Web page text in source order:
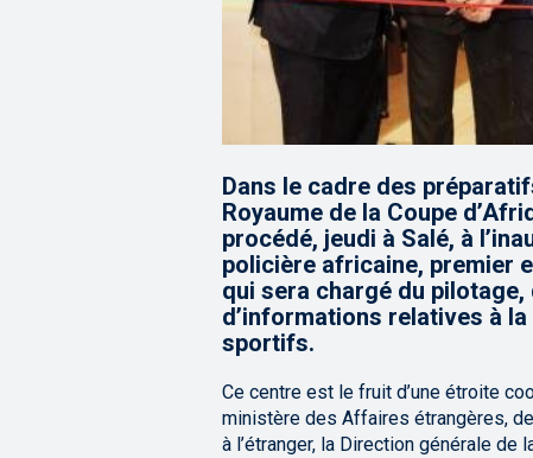
Dans le cadre des
Royaume de la Coupe
procédé, jeudi à Salé, à
policière africaine, premier
qui sera chargé du
d’informations relatives à
sportifs.
Ce centre est le fruit d’une étroite
ministère des Affaires étrangères,
à l’étranger, la Direction générale de